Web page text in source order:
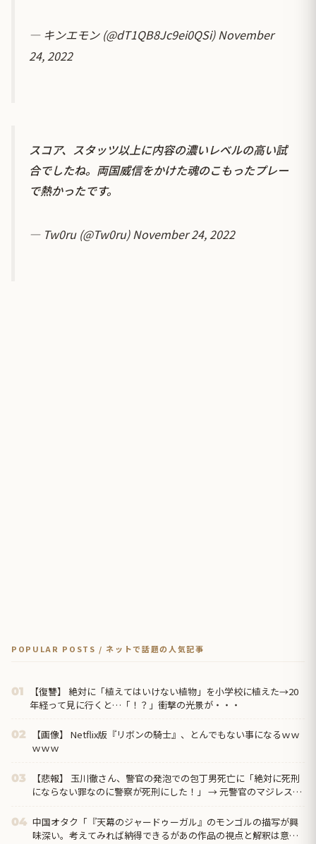
— キンエモン (@dT1QB8Jc9ei0QSi)November
24, 2022
スコア、スタッツ以上に内容の濃いレベルの高い試
合でしたね。両国威信をかけた魂のこもったプレー
で熱かったです。
— Tw0ru (@Tw0ru)November 24, 2022
POPULAR POSTS / ネットで話題の人気記事
01
【復讐】 絶対に「植えてはいけない植物」を小学校に植えた→20
年経って見に行くと…「！？」衝撃の光景が・・・
02
【画像】 Netflix版『リボンの騎士』、とんでもない事になるｗｗ
ｗｗｗ
03
【悲報】 玉川徹さん、警官の発泡での包丁男死亡に「絶対に死刑
にならない罪なのに警察が死刑にした！」 → 元警官のマジレスが
04 中国オタク「『天幕のジャードゥーガル』のモンゴルの描写が興
味深い。考えてみれば納得できるがあの作品の視点と解釈は意外